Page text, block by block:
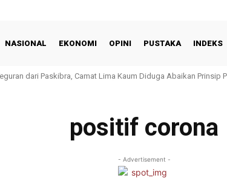
NASIONAL EKONOMI OPINI PUSTAKA INDEKS
dari Paskibra, Camat Lima Kaum Diduga Abaikan Prinsip
positif corona
- Advertisement -